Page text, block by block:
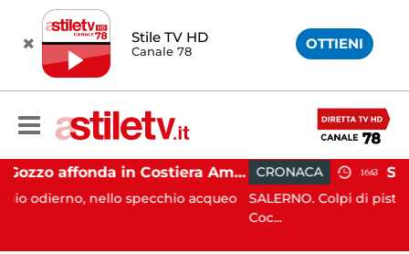
Stile TV HD
Canale 78 OTTIENI
Gozzo affonda in Costiera Amalfitana: occupanti soccorsi da altri natanti
specchio acqueo
CRONACA 16:43
SALERNO. Colpi di pistola sono stati